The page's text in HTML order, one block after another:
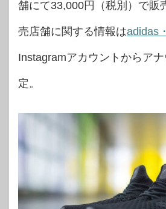
舗にて33,000円（税別）で販
売店舗に関する情報はadidas
Instagramアカウントからア
定。